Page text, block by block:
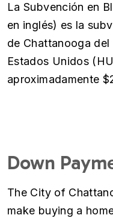
La Subvención en
en inglés) es la
de Chattanooga
Estados Unidos
aproximadamente
Down
The City of
make buying a